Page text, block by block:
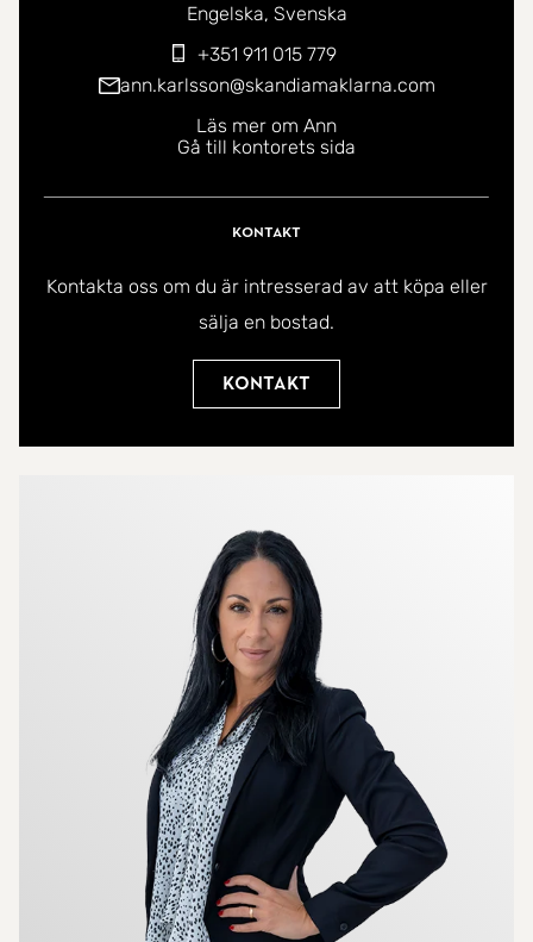
Du kan kontakta mig på följande språk:
Engelska Svenska
+351 911 015 779
ann.karlsson@skandiamaklarna.com
Läs mer om Ann
Gå till kontorets sida
Kontakt
Kontakta oss om du är intresserad av att köpa eller
sälja en bostad.
Kontakt